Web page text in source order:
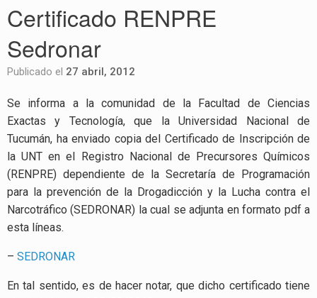
Certificado RENPRE
Sedronar
Publicado el 27 abril, 2012
Se informa a la comunidad de la Facultad de Ciencias
Exactas y Tecnología, que la Universidad Nacional de
Tucumán, ha enviado copia del Certificado de Inscripción de
la UNT en el Registro Nacional de Precursores Químicos
(RENPRE) dependiente de la Secretaría de Programación
para la prevención de la Drogadicción y la Lucha contra el
Narcotráfico (SEDRONAR) la cual se adjunta en formato pdf a
esta líneas.
– SEDRONAR
En tal sentido, es de hacer notar, que dicho certificado tiene